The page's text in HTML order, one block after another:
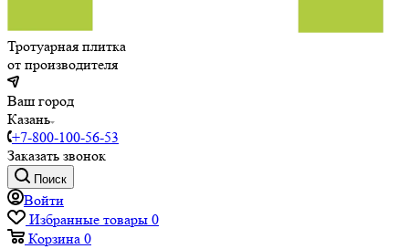
Тротуарная плитка
от производителя
Ваш город
Казань
+7-800-100-56-53
Заказать звонок
Поиск
Войти
Избранные товары 0
Корзина 0